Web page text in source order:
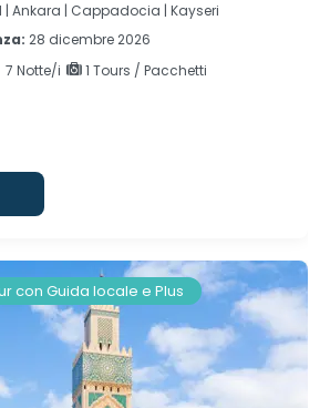
| Ankara | Cappadocia | Kayseri
28 dicembre 2026
7 Notte/i
1 Tours / Pacchetti
con Guida locale e Plus